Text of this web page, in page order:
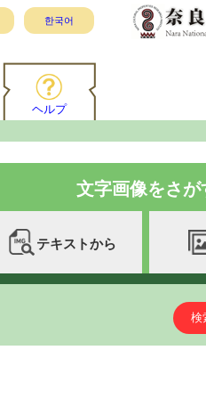
한국어
ヘルプ
文字画像をさが
テキストから
検